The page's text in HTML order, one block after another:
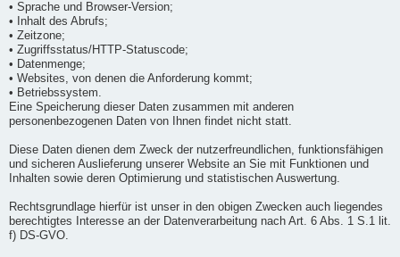
• Sprache und Browser-Version;
• Inhalt des Abrufs;
• Zeitzone;
• Zugriffsstatus/HTTP-Statuscode;
• Datenmenge;
• Websites, von denen die Anforderung kommt;
• Betriebssystem.
Eine Speicherung dieser Daten zusammen mit anderen
personenbezogenen Daten von Ihnen findet nicht statt.
Diese Daten dienen dem Zweck der nutzerfreundlichen, funktionsfähigen
und sicheren Auslieferung unserer Website an Sie mit Funktionen und
Inhalten sowie deren Optimierung und statistischen Auswertung.
Rechtsgrundlage hierfür ist unser in den obigen Zwecken auch liegendes
berechtigtes Interesse an der Datenverarbeitung nach Art. 6 Abs. 1 S.1 lit.
f) DS-GVO.